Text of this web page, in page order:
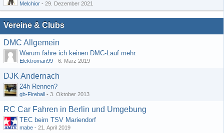
Melchior - 29. Dezember 2021
Vereine & Clubs
DMC Allgemein
Warum fahre ich keinen DMC-Lauf mehr.
Elektroman99 - 6. März 2019
DJK Andernach
24h Rennen?
gb-Fireball - 3. Oktober 2013
RC Car Fahren in Berlin und Umgebung
TEC beim TSV Mariendorf
mabe - 21. April 2019